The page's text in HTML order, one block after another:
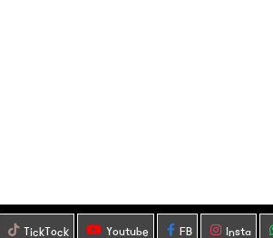
TickTock Youtube FB Insta